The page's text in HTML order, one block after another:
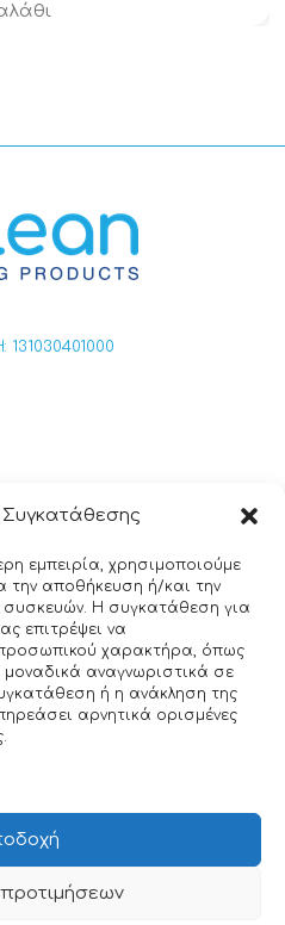
Συγκατάθεσης
εμπειρία, χρησιμοποιούμε
την αποθήκευση ή/και την
Η συγκατάθεση για
επιτρέψει να
χαρακτήρα, όπως
αναγνωριστικά σε
ή η ανάκληση της
αρνητικά ορισμένες
131030401000
reserved. Designed by